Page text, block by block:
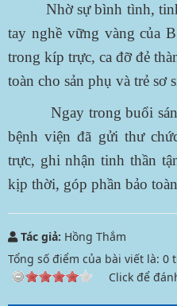
Nhờ sự bình tình,
tay nghề vững vàng của
trong kíp trực, ca đỡ đẻ
toàn cho sản phụ và trẻ sơ
Ngay trong buổi sáng
bệnh viện đã gửi thư
trực, ghi nhận tinh thần
kịp thời, góp phần bảo
Tác giả: Hồng Thắm
Tổng số điểm của bài viết là: 0
Click để